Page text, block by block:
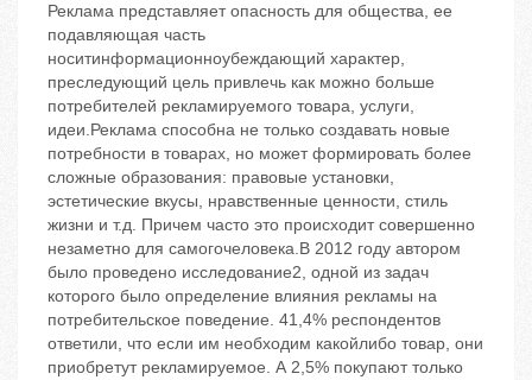
Реклама представляет опасность для общества, ее
подавляющая часть
носитинформационноубеждающий характер,
преследующий цель привлечь как можно больше
потребителей рекламируемого товара, услуги,
идеи.Реклама способна не только создавать новые
потребности в товарах, но может формировать более
сложные образования: правовые установки,
эстетические вкусы, нравственные ценности, стиль
жизни и т.д. Причем часто это происходит совершенно
незаметно для самогочеловека.В 2012 году автором
было проведено исследование2, одной из задач
которого было определение влияния рекламы на
потребительское поведение. 41,4% респондентов
ответили, что если им необходим какойлибо товар, они
приобретут рекламируемое. А 2,5% покупают только